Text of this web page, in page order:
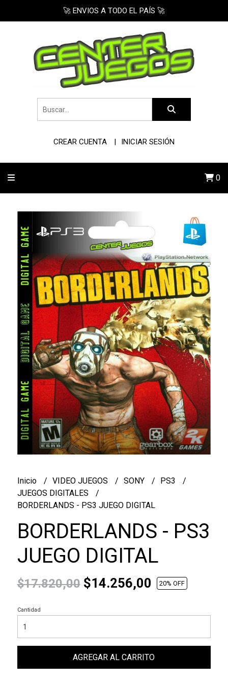
🚀 ENVIOS A TODO EL PAÍS 🚀
CREAR CUENTA INICIAR SESIÓN
0
Inicio VIDEO JUEGOS SONY
PS3
JUEGOS DIGITALES
BORDERLANDS - PS3 JUEGO DIGITAL
BORDERLANDS - PS3
JUEGO DIGITAL
$17.820,00$14.256,00 20% OFF
Cantidad
AGREGAR AL CARRITO